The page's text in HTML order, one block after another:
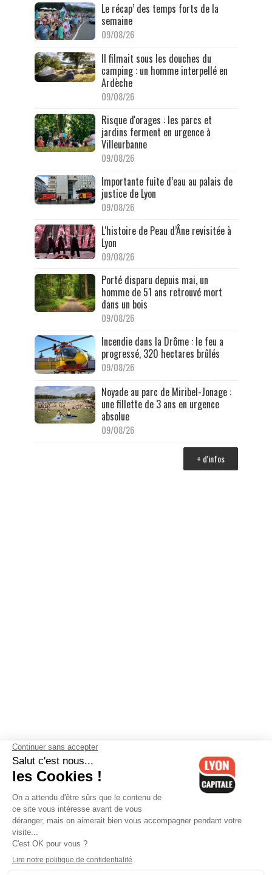
Le récap’ des temps forts de la
semaine
09/08/26
Il filmait sous les douches du
camping : un homme interpellé en
Ardèche
09/08/26
Risque d'orages : les parcs et
jardins ferment en urgence à
Villeurbanne
09/08/26
Importante fuite d’eau au palais de
justice de Lyon
09/08/26
L'histoire de Peau d’Âne revisitée à
Lyon
09/08/26
Porté disparu depuis mai, un
homme de 51 ans retrouvé mort
dans un bois
09/08/26
Incendie dans la Drôme : le feu a
progressé, 320 hectares brûlés
09/08/26
Noyade au parc de Miribel-Jonage :
une fillette de 3 ans en urgence
absolue
09/08/26
+ d'infos